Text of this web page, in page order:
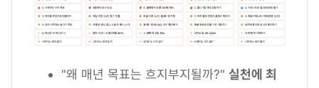
"왜 매년 목표는 흐지부지될까?" 실천에 최